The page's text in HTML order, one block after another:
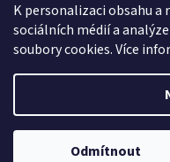
K personalizaci obsahu
sociálních médií a
soubory cookies. Více
Odmítnout
Copyright 2026Výfuky